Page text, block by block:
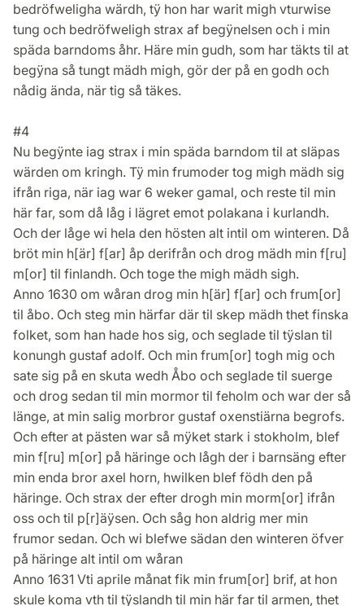
bedröfweligha wärdh, tÿ hon har warit migh vturwise
tung och bedröfweligh strax af begÿnelsen och i min
späda barndoms åhr. Häre min gudh, som har täkts til at
begÿna så tungt mädh migh, gör der på en godh och
nådig ända, när tig så täkes.
#4
Nu begÿnte iag strax i min späda barndom til at släpas
wärden om kringh. Tÿ min frumoder tog migh mädh sig
ifrån riga, när iag war 6 weker gamal, och reste til min
här far, som då låg i lägret emot polakana i kurlandh.
Och der låge wi hela den hösten alt intil om winteren. Då
bröt min h[är] f[ar] åp derifrån och drog mädh min f[ru]
m[or] til finlandh. Och toge the migh mädh sigh.
Anno 1630 om wåran drog min h[är] f[ar] och frum[or]
til åbo. Och steg min härfar där til skep mädh thet finska
folket, som han hade hos sig, och seglade til tÿslan til
konungh gustaf adolf. Och min frum[or] togh mig och
sate sig på en skuta wedh Åbo och seglade til suerge
och drog sedan til min mormor til feholm och war der så
länge, at min salig morbror gustaf oxenstiärna begrofs.
Och efter at pästen war så mÿket stark i stokholm, blef
min f[ru] m[or] på häringe och lågh der i barnsäng efter
min enda bror axel horn, hwilken blef födh den på
häringe. Och strax der efter drogh min morm[or] ifrån
oss och til p[r]äÿsen. Och såg hon aldrig mer min
frumor sedan. Och wi blefwe sädan den winteren öfver
på häringe alt intil om wåran
Anno 1631 Vti aprile månat fik min frum[or] brif, at hon
skule koma vth til tÿslandh til min här far til armen, thet